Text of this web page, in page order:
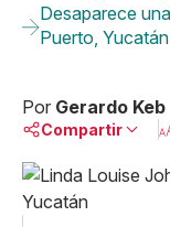
Desaparece
Puerto, Yucatán
Por Gerardo Keb
Compartir
Linkedin